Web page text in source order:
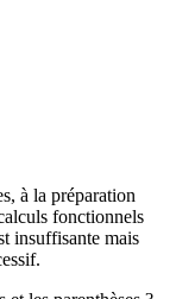
à la préparation
fonctionnels
insuffisante mais